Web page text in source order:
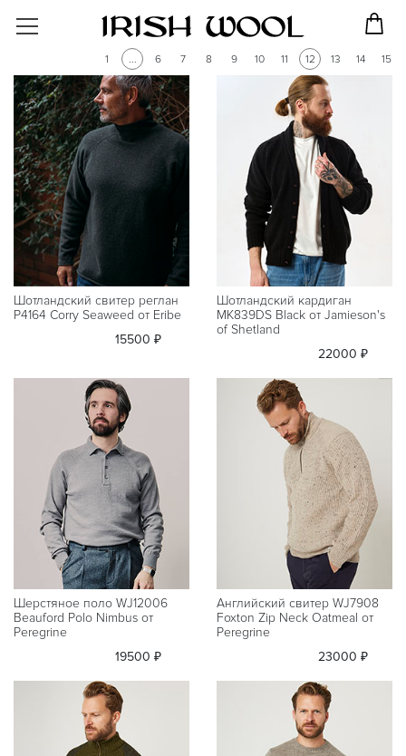
1 ... 6 7 8 9 10 11 12 13 14 15
Шотландский свитер реглан
P4164 Corry Seaweed от Eribe
15500 ₽
Шотландский кардиган
MK839DS Black от Jamieson's
of Shetland
22000 ₽
Шерстяное поло WJ12006
Beauford Polo Nimbus от
Peregrine
19500 ₽
Английский свитер WJ7908
Foxton Zip Neck Oatmeal от
Peregrine
23000 ₽